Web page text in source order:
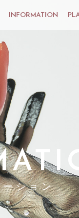
INFORMATION
ーション